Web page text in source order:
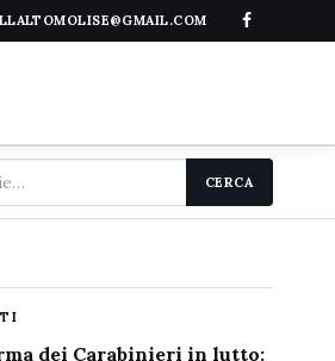
CERCA
dei Carabinieri in lutto: